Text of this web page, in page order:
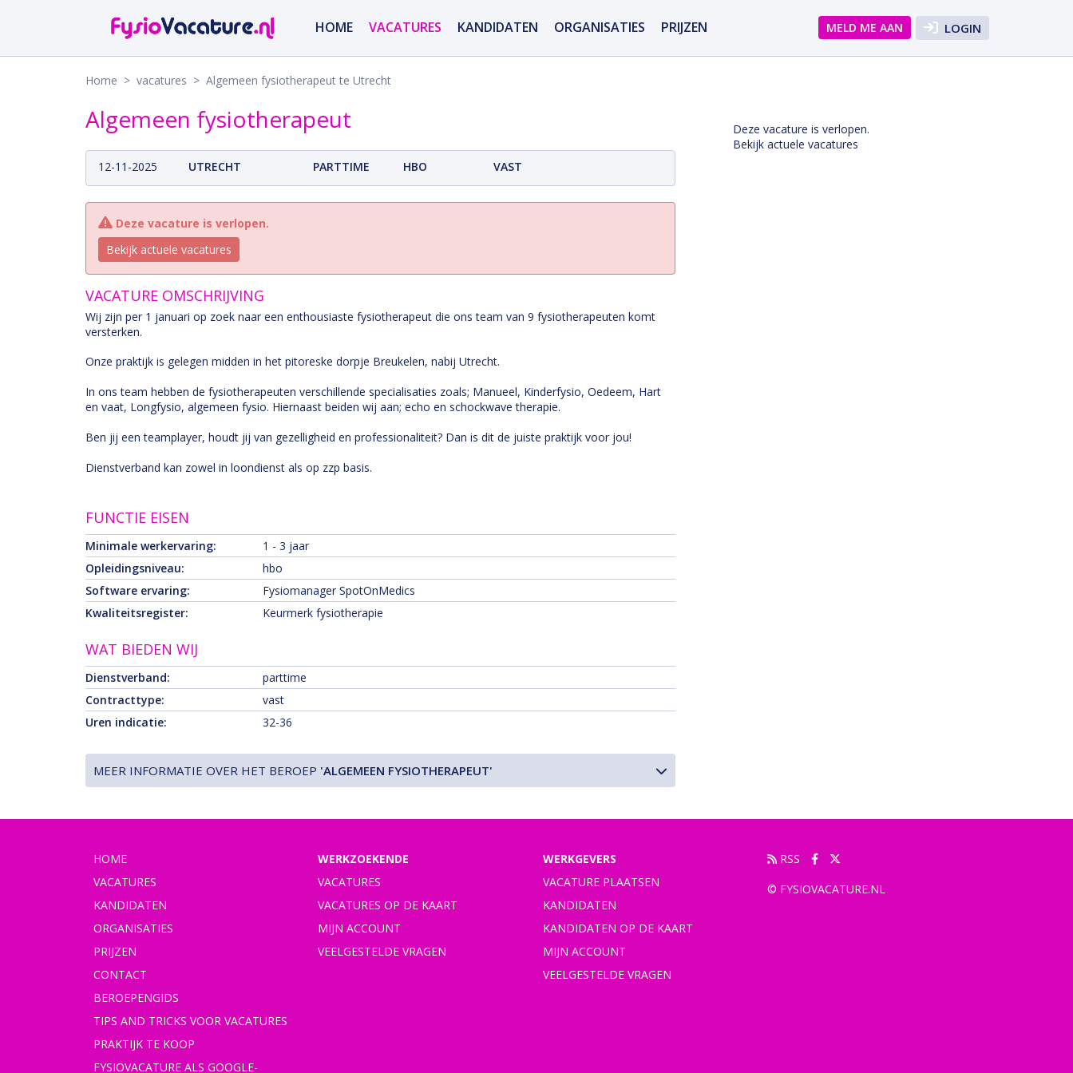
HOME VACATURES KANDIDATEN ORGANISATIES PRIJZEN LOGIN
MELD ME AAN
Home > vacatures > Algemeen fysiotherapeut te Utrecht
Algemeen fysiotherapeut
12-11-2025 UTRECHT PARTTIME HBO VAST
Deze vacature is verlopen.
Bekijk actuele vacatures
VACATURE OMSCHRIJVING
Wij zijn per 1 januari op zoek naar een enthousiaste fysiotherapeut die ons team van 9 fysiotherapeuten komt
versterken.
Onze praktijk is gelegen midden in het pitoreske dorpje Breukelen, nabij Utrecht.
In ons team hebben de fysiotherapeuten verschillende specialisaties zoals; Manueel, Kinderfysio, Oedeem, Hart
en vaat, Longfysio, algemeen fysio. Hiernaast beiden wij aan; echo en schockwave therapie.
Ben jij een teamplayer, houdt jij van gezelligheid en professionaliteit? Dan is dit de juiste praktijk voor jou!
Dienstverband kan zowel in loondienst als op zzp basis.
FUNCTIE EISEN
Minimale werkervaring:
1 - 3 jaar
Opleidingsniveau:
hbo
Software ervaring:
Fysiomanager SpotOnMedics
Kwaliteitsregister:
Keurmerk fysiotherapie
WAT BIEDEN WIJ
Dienstverband:
parttime
Contracttype:
vast
Uren indicatie:
32-36
MEER INFORMATIE OVER HET BEROEP 'ALGEMEEN FYSIOTHERAPEUT'
Deze vacature is verlopen.
Bekijk actuele vacatures
HOME
VACATURES
KANDIDATEN
ORGANISATIES
PRIJZEN
CONTACT
BEROEPENGIDS
TIPS AND TRICKS VOOR VACATURES
PRAKTIJK TE KOOP
FYSIOVACATURE ALS GOOGLE-
WERKZOEKENDE
VACATURES
VACATURES OP DE KAART
MIJN ACCOUNT
VEELGESTELDE VRAGEN
WERKGEVERS
VACATURE PLAATSEN
KANDIDATEN
KANDIDATEN OP DE KAART
MIJN ACCOUNT
VEELGESTELDE VRAGEN
RSS
© FYSIOVACATURE.NL